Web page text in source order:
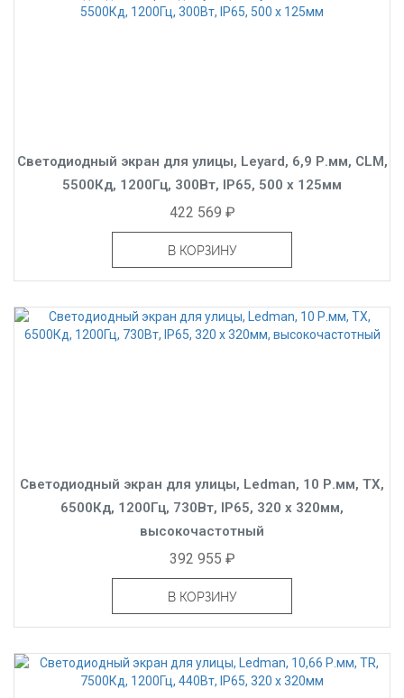
Светодиодный экран для улицы, Leyard, 6,9 Р.мм, CLM,
5500Кд, 1200Гц, 300Вт, IP65, 500 x 125мм
422 569 ₽
В КОРЗИНУ
Светодиодный экран для улицы, Ledman, 10 Р.мм, TX,
6500Кд, 1200Гц, 730Вт, IP65, 320 x 320мм,
высокочастотный
392 955 ₽
В КОРЗИНУ